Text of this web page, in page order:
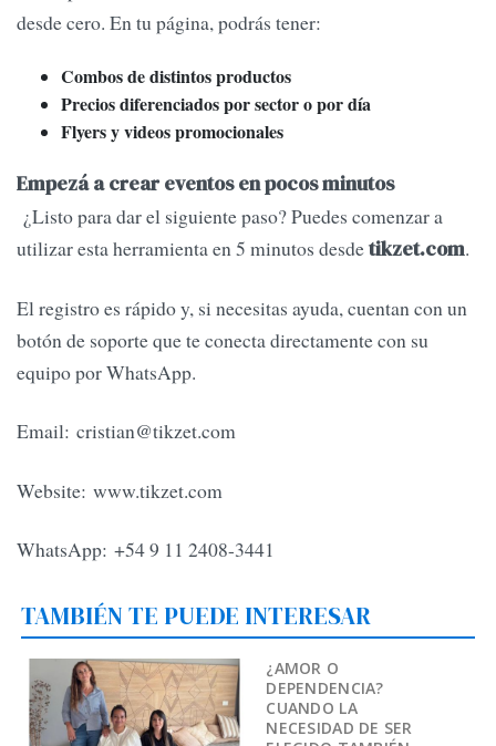
desde cero. En tu página, podrás tener:
Combos de distintos productos
Precios diferenciados por sector o por día
Flyers y videos promocionales
Empezá a crear eventos en pocos minutos
¿Listo para dar el siguiente paso? Puedes comenzar a
utilizar esta herramienta en 5 minutos desdetikzet.com.
El registro es rápido y, si necesitas ayuda, cuentan con un
botón de soporte que te conecta directamente con su
equipo por WhatsApp.
Email: cristian@tikzet.com
Website: www.tikzet.com
WhatsApp: +54 9 11 2408-3441
TAMBIÉN TE PUEDE INTERESAR
¿AMOR O
DEPENDENCIA?
CUANDO LA
NECESIDAD DE SER